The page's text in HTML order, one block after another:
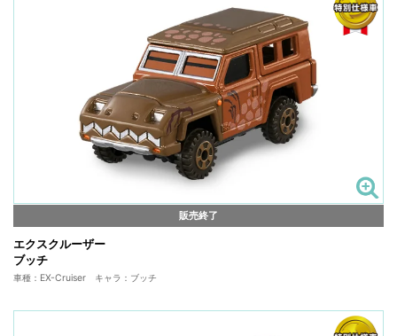
販売終了
エクスクルーザー
ブッチ
車種：EX-Cruiser キャラ：ブッチ